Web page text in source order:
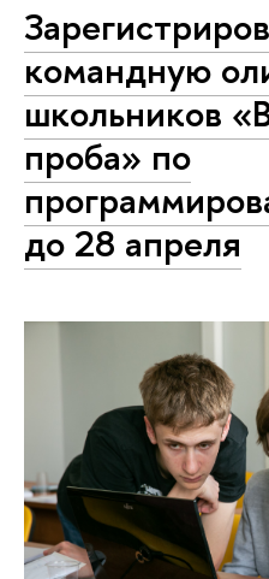
командную
школьников
проба» по
до 28 апреля